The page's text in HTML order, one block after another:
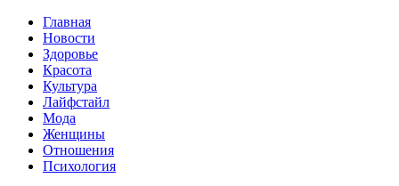
меню
Главная
Новости
Здоровье
Красота
Культура
Лайфстайл
Мода
Женщины
Отношения
Психология